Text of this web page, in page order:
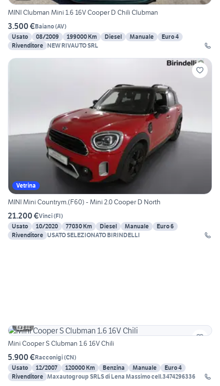
MINI Clubman Mini 1.6 16V Cooper D Chili Clubman
3.500 €Baiano(AV)
Usato
08/2009 199000 Km Diesel Manuale
Euro 4
Rivenditore NEW RIVAUTO SRL
Vetrina
MINI Mini Countrym.(F60) - Mini 2.0 Cooper D North
21.200 €Vinci(FI)
Usato
10/2020 77030 Km Diesel Manuale
Euro 6
Rivenditore USATO SELEZIONATO BIRINDELLI
11
Mini Cooper S Clubman 1.6 16V Chili
5.900 €Racconigi(CN)
Usato
12/2007 120000 Km Benzina Manuale
Euro 4
Rivenditore Maxautogroup SRLS di Lena Massimo cell.3474296336